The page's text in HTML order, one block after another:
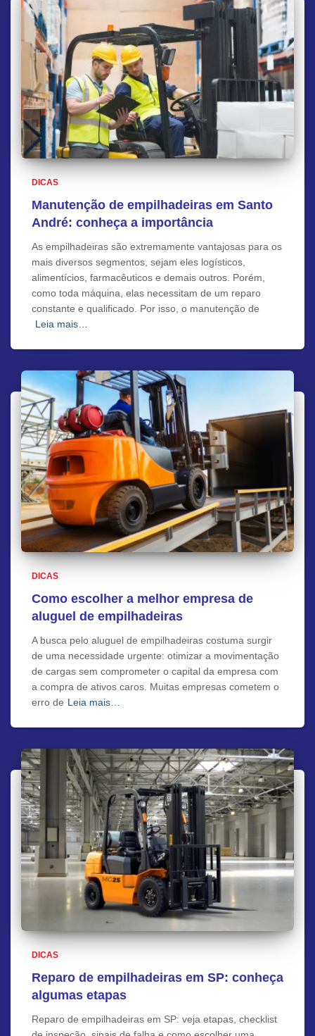
DICAS
Manutenção de empilhadeiras em Santo
André: conheça a importância
As empilhadeiras são extremamente vantajosas para os
mais diversos segmentos, sejam eles logísticos,
alimentícios, farmacêuticos e demais outros. Porém,
como toda máquina, elas necessitam de um reparo
constante e qualificado. Por isso, o manutenção de
Leia mais…
DICAS
Como escolher a melhor empresa de
aluguel de empilhadeiras
A busca pelo aluguel de empilhadeiras costuma surgir
de uma necessidade urgente: otimizar a movimentação
de cargas sem comprometer o capital da empresa com
a compra de ativos caros. Muitas empresas cometem o
erro de Leia mais…
DICAS
Reparo de empilhadeiras em SP: conheça
algumas etapas
Reparo de empilhadeiras em SP: veja etapas, checklist